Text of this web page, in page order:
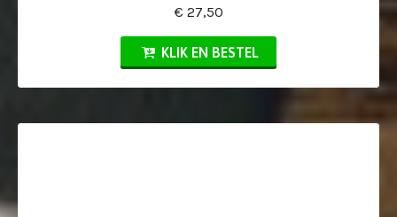
€ 27,50
KLIK EN BESTEL